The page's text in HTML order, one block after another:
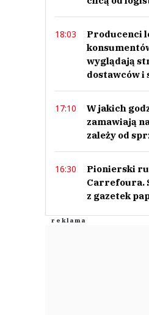
18:03
Producenci
wyglądają
dostawców i
17:10
W jakich
zamawiają
zależy od
16:30
Pionierski
Carrefoura.
z gazetek